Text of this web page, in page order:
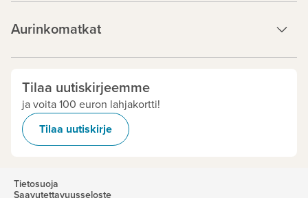
Aurinkomatkat
Tilaa uutiskirjeemme
ja voita 100 euron lahjakortti!
Tilaa uutiskirje
Tietosuoja
Saavutettavuusseloste